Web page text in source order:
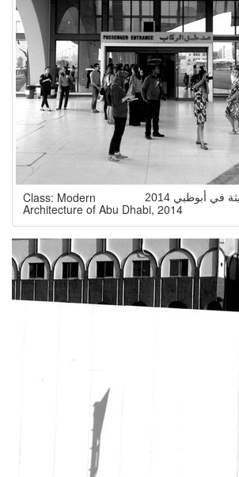
في أبوظبي 2014 Class: Modern
Architecture of Abu Dhabi, 2014